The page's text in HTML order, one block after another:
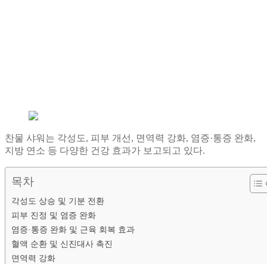
찬물 샤워는 각성도, 피부 개선, 면역력 강화, 염증·통증 완화,
지방 연소 등 다양한 건강 효과가 보고되고 있다.
목차
각성도 상승 및 기분 전환
피부 진정 및 염증 완화
염증·통증 완화 및 근육 회복 효과
혈액 순환 및 신진대사 촉진
면역력 강화